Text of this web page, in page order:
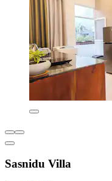
Sasnidu Villa